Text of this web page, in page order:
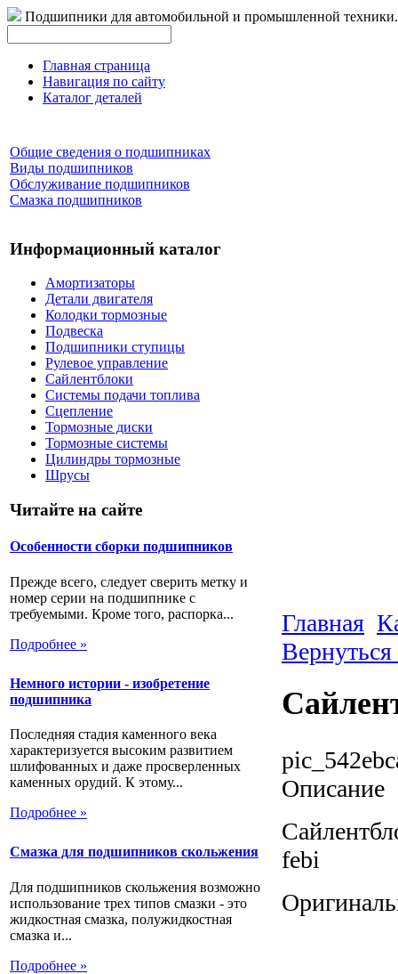
Подшипники для автомобильной и промышленной техники.
Главная страница
Навигация по сайту
Каталог деталей
Общие сведения о подшипниках
Виды подшипников
Обслуживание подшипников
Смазка подшипников
Информационный каталог
Амортизаторы
Детали двигателя
Колодки тормозные
Подвеска
Подшипники ступицы
Рулевое управление
Сайлентблоки
Системы подачи топлива
Сцепление
Тормозные диски
Тормозные системы
Цилиндры тормозные
Шрусы
Читайте на сайте
Особенности сборки подшипников
Прежде всего, следует сверить метку и
номер серии на подшипнике с
требуемыми. Кроме того, распорка...
Подробнее »
Немного истории - изобретение
подшипника
Последняя стадия каменного века
характеризуется высоким развитием
шлифованных и даже просверленных
каменных орудий. К этому...
Подробнее »
Смазка для подшипников скольжения
Для подшипников скольжения возможно
использование трех типов смазки - это
жидкостная смазка, полужидкостная
смазка и...
Подробнее »
Главная
Описание
febi